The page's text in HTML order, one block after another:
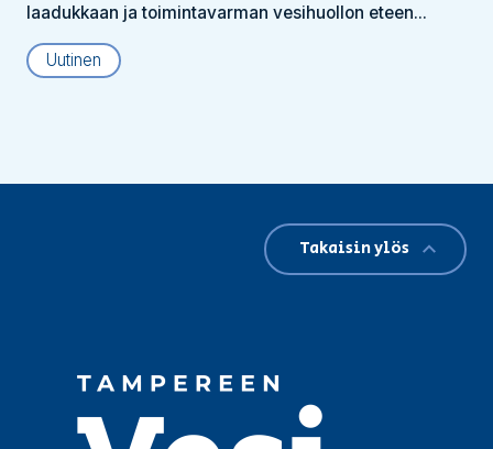
laadukkaan ja toimintavarman vesihuollon eteen...
Uutinen
Takaisin ylös